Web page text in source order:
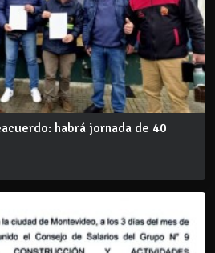
habrá jornada de 40